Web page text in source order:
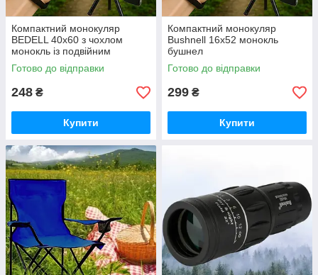
Компактний монокуляр
BEDELL 40x60 з чохлом
монокль із подвійним
фокусуванням
Готово до відправки
248 ₴
Купити
Компактний монокуляр
Bushnell 16x52 монокль
бушнел
Готово до відправки
299 ₴
Купити